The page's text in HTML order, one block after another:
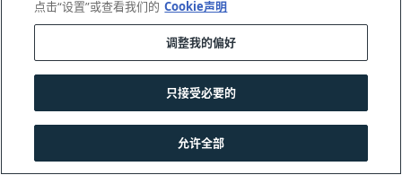
点击“设置”或查看我们的 Cookie声明
调整我的偏好
只接受必要的
允许全部